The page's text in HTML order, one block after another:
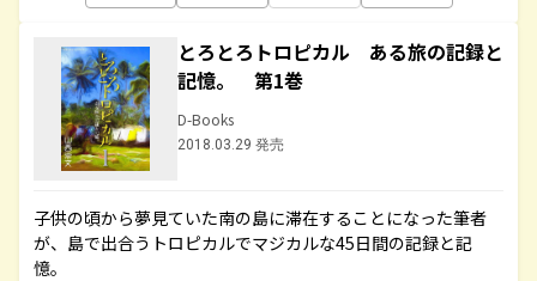
とろとろトロピカル ある旅の記録と
記憶。 第1巻
D-Books
2018.03.29 発売
子供の頃から夢見ていた南の島に滞在することになった筆者
が、島で出合うトロピカルでマジカルな45日間の記録と記
憶。